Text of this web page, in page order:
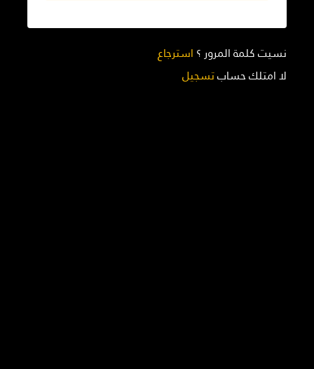
نسيت كلمة المرور ؟ استرجاع
لا امتلك حسابتسجيل